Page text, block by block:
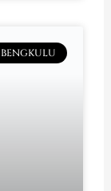
BENGKULU